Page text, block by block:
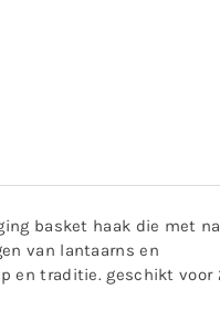
basket haak die met
van lantaarns en
en traditie. geschikt voor